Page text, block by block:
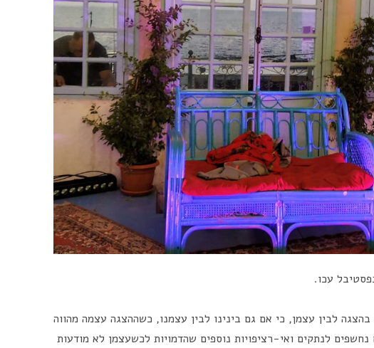
עכו.
לבין עצמן, כי אם גם בינינו לבין עצמנו, כשההצגה עצמה מהווה
נחשפים לנתקים ואי-רציפויות נוספים שהדמויות לכשעצמן לא מודעות